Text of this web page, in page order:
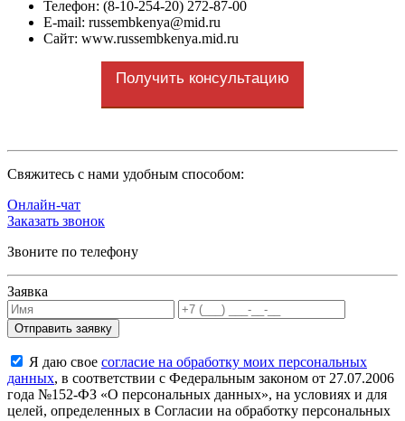
Телефон: (8-10-254-20) 272-87-00
E-mail: russembkenya@mid.ru
Сайт: www.russembkenya.mid.ru
Получить консультацию
Cвяжитесь с нами удобным способом:
Онлайн-чат
Заказать звонок
Звоните по телефону
Заявка
Я даю свое согласие на обработку моих персональных
данных, в соответствии с Федеральным законом от 27.07.2006
года №152-ФЗ «О персональных данных», на условиях и для
целей, определенных в Согласии на обработку персональных